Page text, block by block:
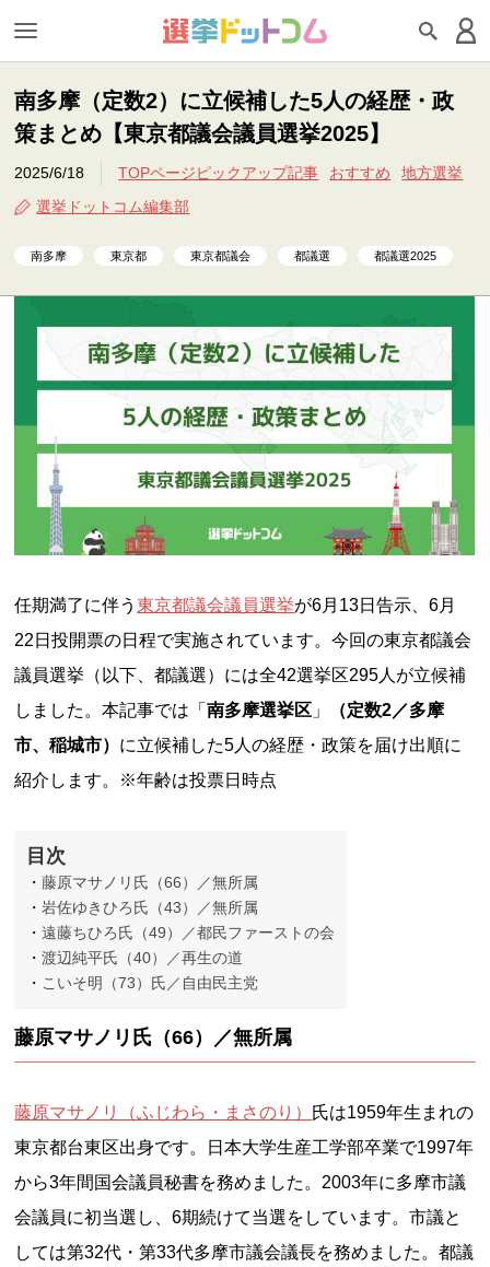
南多摩（定数2）に立候補した5人の経歴・政
策まとめ【東京都議会議員選挙2025】
2025/6/18 TOPページピックアップ記事 おすすめ
地方選挙
選挙ドットコム編集部
南多摩 東京都 東京都議会 都議選 都議選2025
任期満了に伴う東京都議会議員選挙が6月13日告示、6月
22日投開票の日程で実施されています。今回の東京都議会
議員選挙（以下、都議選）には全42選挙区295人が立候補
しました。本記事では「南多摩選挙区 」
（定数2／多摩
市、稲城市） に立候補した5人の経歴・政策を届け出順に
紹介します。※年齢は投票日時点
目次
藤原マサノリ氏（66）／無所属
岩佐ゆきひろ氏（43）／無所属
遠藤ちひろ氏（49）／都民ファーストの会
渡辺純平氏（40）／再生の道
こいそ明（73）氏／自由民主党
藤原マサノリ氏（66）／無所属
藤原マサノリ（ふじわら・まさのり） 氏は1959年生まれの
東京都台東区出身です。日本大学生産工学部卒業で1997年
から3年間国会議員秘書を務めました。2003年に多摩市議
会議員に初当選し、6期続けて当選をしています。市議と
しては第32代・第33代多摩市議会議長を務めました。都議